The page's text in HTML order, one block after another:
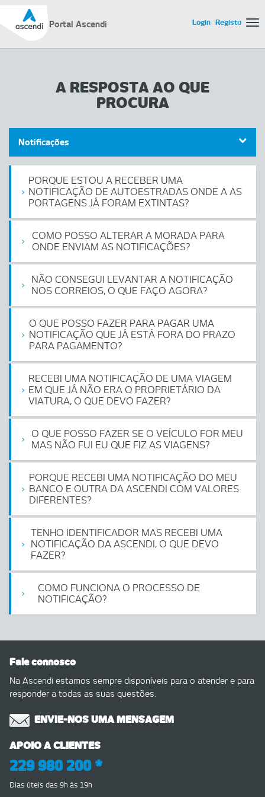
Portal Ascendi Login Registo
A RESPOSTA AO QUE
PROCURA
Notificações
PORQUE ESTOU A RECEBER UMA
NOTIFICAÇÃO DE AUTOESTRADAS ONDE A AS
PORTAGENS JÁ FORAM EXTINTAS?
COMO POSSO ALTERAR A MORADA PARA
ONDE ENVIAM AS NOTIFICAÇÕES?
NÃO CONSEGUI LEVANTAR A NOTIFICAÇÃO
NOS CORREIOS, O QUE FAÇO AGORA?
O QUE POSSO FAZER PARA PAGAR UMA
NOTIFICAÇÃO QUE JÁ ESTÁ FORA DO PRAZO
PARA PAGAMENTO?
RECEBI UMA NOTIFICAÇÃO DE UMA VIAGEM
EM QUE JÁ NÃO ERA O PROPRIETÁRIO DA
VIATURA, O QUE DEVO FAZER?
O QUE POSSO FAZER SE O VEÍCULO FOR MEU
MAS NÃO FUI EU QUE FIZ AS VIAGENS?
PORQUE RECEBI UMA NOTIFICAÇÃO DO MEU
BANCO E OUTRA DA ASCENDI COM VALORES
DIFERENTES?
TENHO IDENTIFICADOR MAS RECEBI UMA
NOTIFICAÇÃO DA ASCENDI, O QUE DEVO
FAZER?
COMO FUNCIONA O PROCESSO DE
NOTIFICAÇÃO?
Fale connosco
Na Ascendi estamos sempre disponíveis para o atender e para
responder a todas as suas questões.
ENVIE-NOS UMA MENSAGEM
APOIO A CLIENTES
229 980 200 *
Dias úteis das 9h às 19h